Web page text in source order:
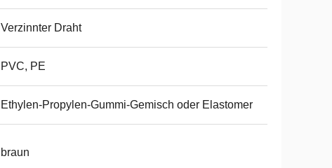
Verzinnter Draht
PVC, PE
Ethylen-Propylen-Gummi-Gemisch oder Elastomer
braun